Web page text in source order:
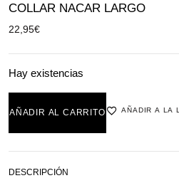
COLLAR NACAR LARGO
22,95€
Hay existencias
AÑADIR AL CARRITO AÑADIR A LA
DESCRIPCIÓN